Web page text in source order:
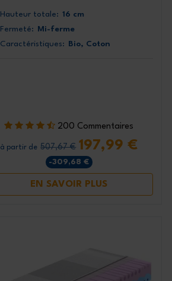
Hauteur totale: 16 cm
Fermeté: Mi-ferme
Caractéristiques: Bio, Coton
200 Commentaires
à partir de 507,67 € 197,99 €
-309,68 €
EN SAVOIR PLUS